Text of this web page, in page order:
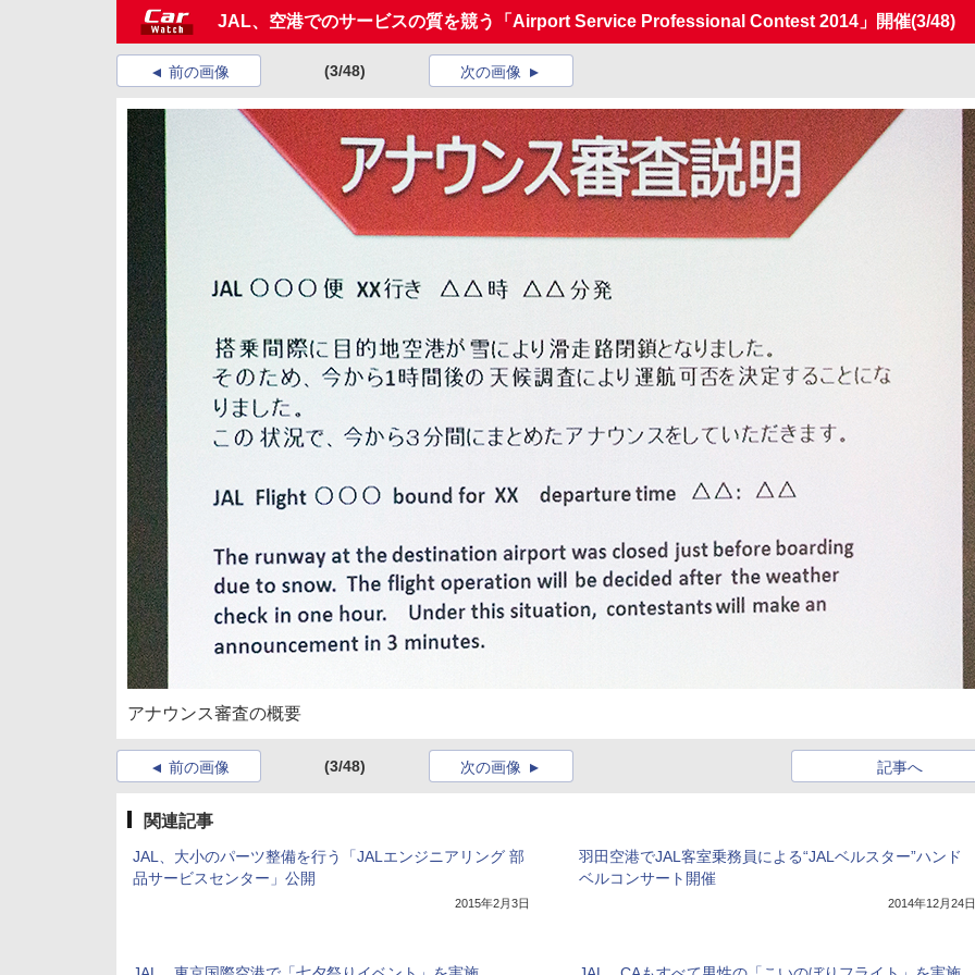
JAL、空港でのサービスの質を競う「Airport Service Professional Contest 2014」開催(3/48)
前の画像 (3/48) 次の画像
アナウンス審査の概要
前の画像 (3/48) 記事へ
次の画像
関連記事
JAL、大小のパーツ整備を行う「JALエンジニアリング 部
品サービスセンター」公開
2015年2月3日
羽田空港でJAL客室乗務員による“JALベルスター”ハンド
ベルコンサート開催
2014年12月24日